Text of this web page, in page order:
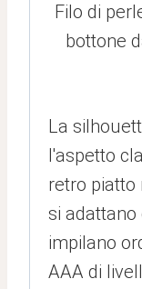
Filo di
bottone
La
l'aspetto
retro piatto
si
impilano
AAA di